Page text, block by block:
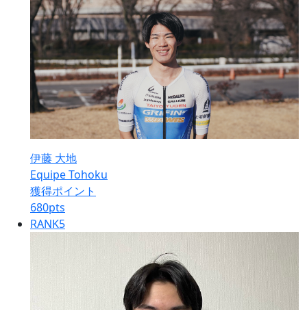
伊藤 大地
Equipe Tohoku
獲得ポイント
680pts
RANK5